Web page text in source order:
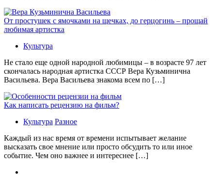
От простушек с ямочками на щечках, до герцогинь – прощай
любимая артистка
Культура
Не стало еще одной народной любимицы – в возрасте 97 лет
скончалась народная артистка СССР Вера Кузьминична
Васильева. Вера Васильева знакома всем по […]
Как написать рецензию на фильм?
Культура Разное
Каждый из нас время от времени испытывает желание
высказать свое мнение или просто обсудить то или иное
событие. Чем оно важнее и интереснее […]